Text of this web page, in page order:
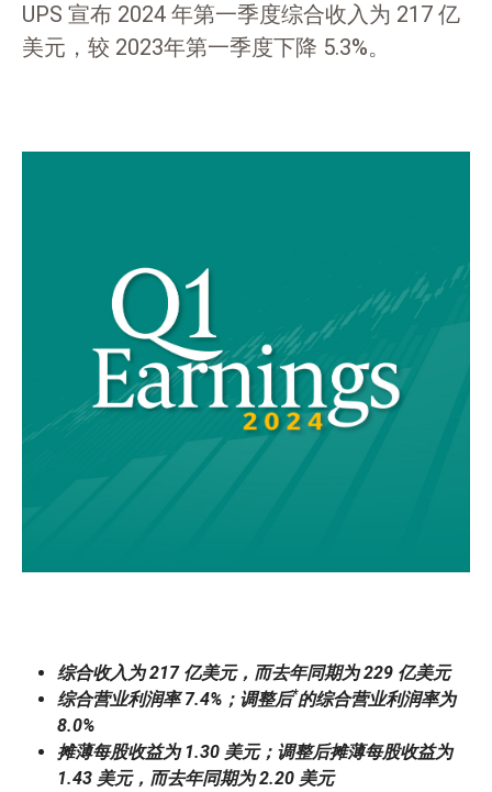
UPS 宣布 2024 年第一季度综合收入为 217 亿
美元，较 2023年第一季度下降 5.3%。
综合收入为 217 亿美元，而去年同期为 229 亿美元
综合营业利润率 7.4%；调整后*的综合营业利润率为
8.0%
摊薄每股收益为 1.30 美元；调整后摊薄每股收益为
1.43 美元，而去年同期为 2.20 美元